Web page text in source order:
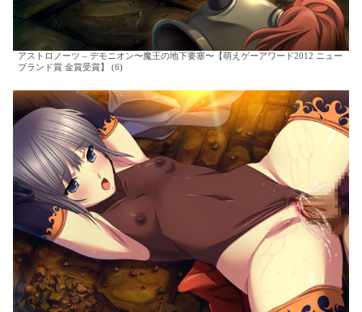
アストロノーツ – デモニオン〜魔王の地下要塞〜【萌えゲーアワード2012 ニュー
ブランド賞 金賞受賞】 (6)